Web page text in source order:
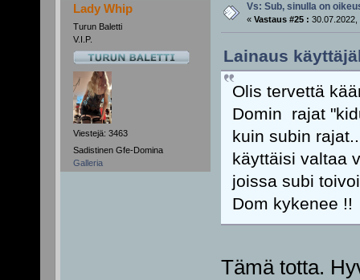
Lady Whip
Turun Baletti
V.I.P.
Viestejä: 3463
Sadistinen Gfe-Domina
Galleria
Vs: Sub, sinulla on
« Vastaus #25 : 30.07.2022,
Lainaus
Olis tervettä
Domin rajat
kuin subin
käyttäisi valtaa
joissa subi
Dom kykenee !!
Tämä totta.